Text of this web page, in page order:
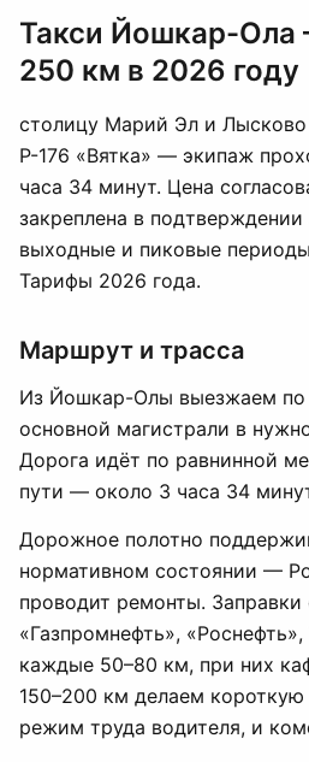
Такси Йошкар-
250 км в 2026 году
столицу Марий Эл и
Р-176 «Вятка» — экипаж
часа 34 минут. Цена
закреплена в
выходные и пиковые
Тарифы 2026 года.
Маршрут и трасса
Из Йошкар-Олы выезжаем по
основной магистрали в
Дорога идёт по равнинной
пути — около 3 часа 34
Дорожное полотно
нормативном состоянии —
проводит ремонты. Заправки
«Газпромнефть»,
каждые 50–80 км, при них
150–200 км делаем
режим труда водителя, и